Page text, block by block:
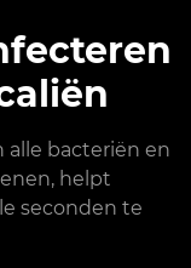
alle bacteriën en
helpt
seconden te